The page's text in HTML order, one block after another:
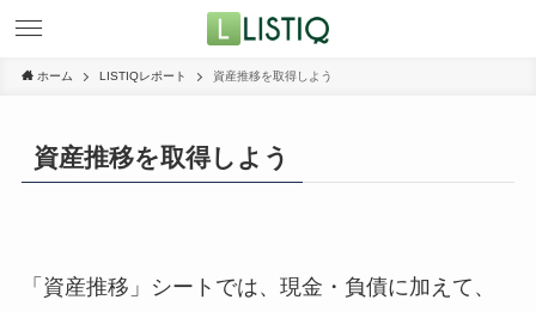
ホーム LISTIQレポート 資産推移を取得しよう
資産推移を取得しよう
「資産推移」シートでは、現金・負債に加えて、